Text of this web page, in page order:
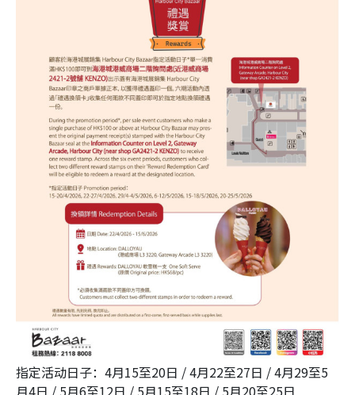
指定活动日子：4月15至20日 / 4月22至27日 / 4月29至5
月4日 / 5月6至12日 / 5月15至18日 / 5月20至25日